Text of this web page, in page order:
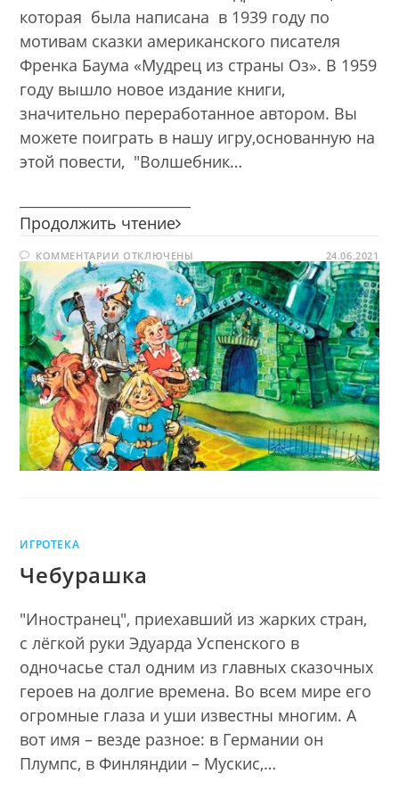
которая была написана в 1939 году по
мотивам сказки американского писателя
Френка Баума «Мудрец из страны Оз». В 1959
году вышло новое издание книги,
значительно переработанное автором. Вы
можете поиграть в нашу игру,основанную на
этой повести, "Волшебник…
Продолжить чтение Волшебник
города
КОММЕНТАРИИ К
ЗАПИСИ
ВОЛШЕБНИК
ИЗУМРУДНОГО
ГОРОДА
ОТКЛЮЧЕНЫ 24.06.2021
ИГРОТЕКА
Чебурашка
"Иностранец", приехавший из жарких стран,
с лёгкой руки Эдуарда Успенского в
одночасье стал одним из главных сказочных
героев на долгие времена. Во всем мире его
огромные глаза и уши известны многим. А
вот имя – везде разное: в Германии он
Плумпс, в Финляндии – Мускис,…